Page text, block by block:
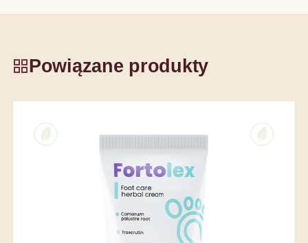
Powiązane produkty